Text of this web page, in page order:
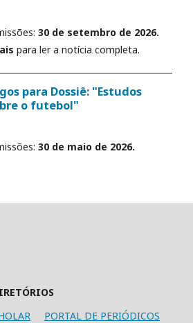
30 de setembro de 2026.
para ler a notícia completa.
para Dossiê: "Estudos
o futebol"
30 de maio de 2026.
PORTAL DE PERIÓDICOS